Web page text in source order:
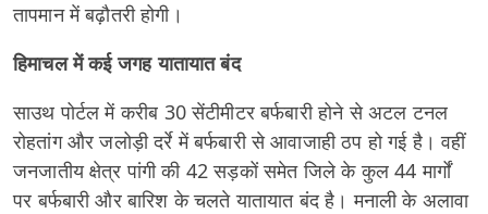
तापमान में बढ़ौतरी होगी।
हिमाचल में कई जगह यातायात बंद
साउथ पोर्टल में करीब 30 सेंटीमीटर बर्फबारी होने से अटल टनल
रोहतांग और जलोड़ी दर्रे में बर्फबारी से आवाजाही ठप हो गई है। वहीं
जनजातीय क्षेत्र पांगी की 42 सड़कों समेत जिले के कुल 44 मार्गों
पर बर्फबारी और बारिश के चलते यातायात बंद है। मनाली के अलावा